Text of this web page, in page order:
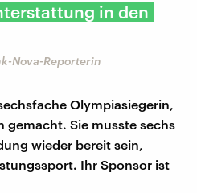
in den
Nova-Reporterin
Olympiasiegerin,
gemacht. Sie musste sechs
wieder bereit sein,
Ihr Sponsor ist